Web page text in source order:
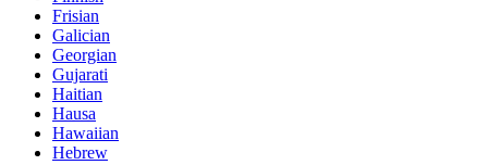
Frisian
Galician
Georgian
Gujarati
Haitian
Hausa
Hawaiian
Hebrew